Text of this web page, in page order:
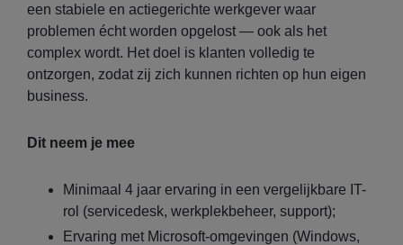
een stabiele en actiegerichte werkgever waar
problemen écht worden opgelost — ook als het
complex wordt. Het doel is klanten volledig te
ontzorgen, zodat zij zich kunnen richten op hun eigen
business.
Dit neem je mee
Minimaal 4 jaar ervaring in een vergelijkbare IT-
rol (servicedesk, werkplekbeheer, support);
Ervaring met Microsoft-omgevingen (Windows,